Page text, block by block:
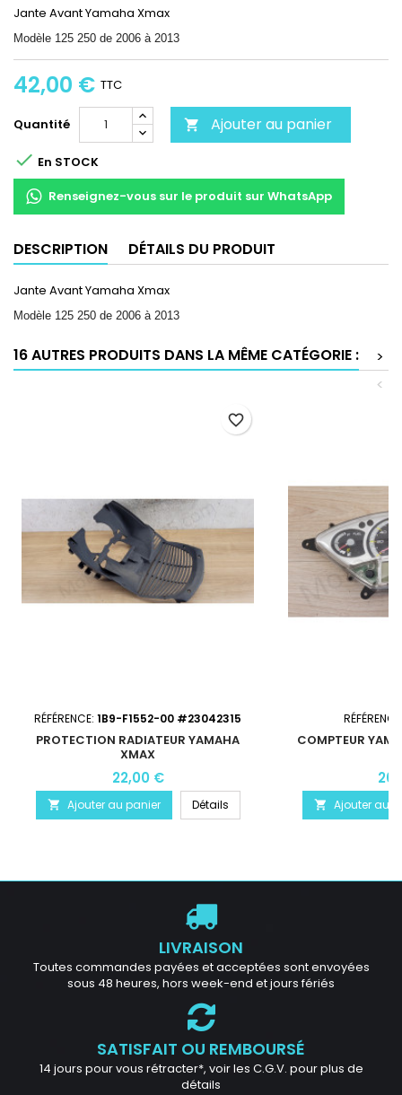
Jante Avant Yamaha Xmax
Modèle 125 250 de 2006 à 2013
42,00 € TTC
Quantité  Ajouter au panier
 En STOCK
Renseignez-vous sur le produit sur WhatsApp
DESCRIPTION DÉTAILS DU PRODUIT
Jante Avant Yamaha Xmax
Modèle 125 250 de 2006 à 2013
16 AUTRES PRODUITS DANS LA MÊME CATÉGORIE :
>
<
RÉFÉRENCE: 1B9-F1552-00 #23042315
PROTECTION RADIATEUR YAMAHA
XMAX
22,00 €
 Ajouter au panier Détails
favorite_border
COMPTEUR
 Ajouter au
LIVRAISON
Toutes commandes payées et acceptées sont envoyées
sous 48 heures, hors week-end et jours fériés
SATISFAIT OU REMBOURSÉ
14 jours pour vous rétracter*, voir les C.G.V. pour plus de
détails